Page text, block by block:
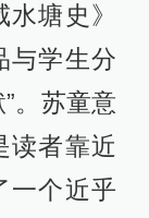
塘史》
与学生分
。苏童意
读者靠近
一个近乎